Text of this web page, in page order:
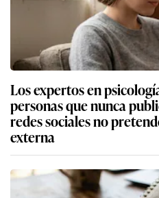
Los expertos en
personas que nunca
redes sociales no
externa